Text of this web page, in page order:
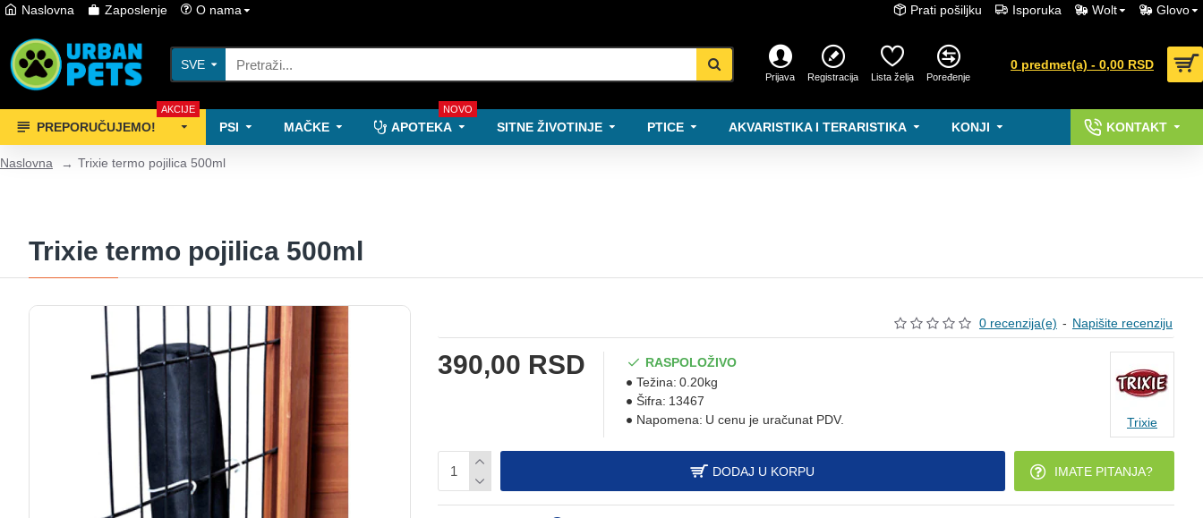
Naslovna Zaposlenje O nama Prati pošiljku Isporuka Wolt Glovo
SVE
Prijava Registracija Lista želja Poređenje
0 predmet(a) - 0,00 RSD
PREPORUČUJEMO!
AKCIJE
PSI MAČKE APOTEKA
NOVO
SITNE ŽIVOTINJE PTICE AKVARISTIKA I TERARISTIKA KONJI KONTAKT
Naslovna Trixie termo pojilica 500ml
Trixie termo pojilica 500ml
0 recenzija(e) - Napišite recenziju
390,00 RSD
RASPOLOŽIVO
Težina: 0.20kg
Šifra: 13467
Napomena: U cenu je uračunat PDV. Trixie
DODAJ U KORPU IMATE PITANJA?